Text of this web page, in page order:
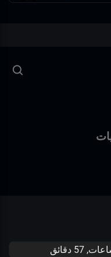
,57 دقائق